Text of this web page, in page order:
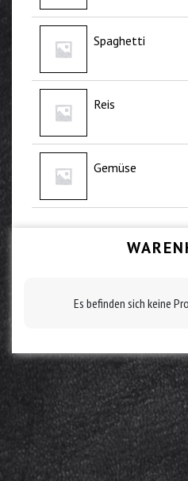
Spaghetti
Reis
Gemüse
Es befinden sich keine